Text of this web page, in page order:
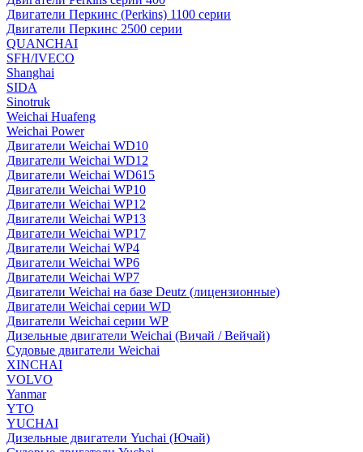
Двигатели Перкинс (Perkins) 1100 серии
Двигатели Перкинс 2500 серии
QUANCHAI
SFH/IVECO
Shanghai
SIDA
Sinotruk
Weichai Huafeng
Weichai Power
Двигатели Weichai WD10
Двигатели Weichai WD12
Двигатели Weichai WD615
Двигатели Weichai WP10
Двигатели Weichai WP12
Двигатели Weichai WP13
Двигатели Weichai WP17
Двигатели Weichai WP4
Двигатели Weichai WP6
Двигатели Weichai WP7
Двигатели Weichai на базе Deutz (лицензионные)
Двигатели Weichai серии WD
Двигатели Weichai серии WP
Дизельные двигатели Weichai (Вичай / Вейчай)
Судовые двигатели Weichai
XINCHAI
VOLVO
Yanmar
YTO
YUCHAI
Дизельные двигатели Yuchai (Ючай)